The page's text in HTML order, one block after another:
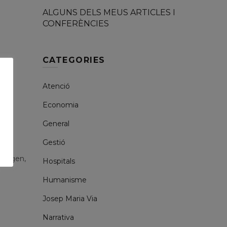
-
origen,
ALGUNS DELS MEUS ARTICLES I
CONFERÈNCIES
CATEGORIES
Atenció
Economia
General
Gestió
Hospitals
Humanisme
Josep Maria Via
Narrativa